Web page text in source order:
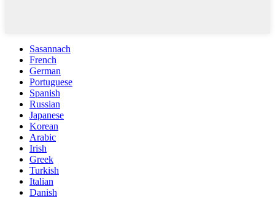
Sasannach
French
German
Portuguese
Spanish
Russian
Japanese
Korean
Arabic
Irish
Greek
Turkish
Italian
Danish